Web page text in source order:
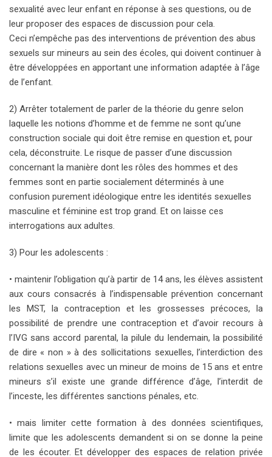
sexualité avec leur enfant en réponse à ses questions, ou de
leur proposer des espaces de discussion pour cela.
Ceci n’empêche pas des interventions de prévention des abus
sexuels sur mineurs au sein des écoles, qui doivent continuer à
être développées en apportant une information adaptée à l’âge
de l’enfant.
2) Arrêter totalement de parler de la théorie du genre selon
laquelle les notions d’homme et de femme ne sont qu’une
construction sociale qui doit être remise en question et, pour
cela, déconstruite. Le risque de passer d’une discussion
concernant la manière dont les rôles des hommes et des
femmes sont en partie socialement déterminés à une
confusion purement idéologique entre les identités sexuelles
masculine et féminine est trop grand. Et on laisse ces
interrogations aux adultes.
3) Pour les adolescents :
• maintenir l’obligation qu’à partir de 14 ans, les élèves assistent
aux cours consacrés à l’indispensable prévention concernant
les MST, la contraception et les grossesses précoces, la
possibilité de prendre une contraception et d’avoir recours à
l’IVG sans accord parental, la pilule du lendemain, la possibilité
de dire « non » à des sollicitations sexuelles, l’interdiction des
relations sexuelles avec un mineur de moins de 15 ans et entre
mineurs s’il existe une grande différence d’âge, l’interdit de
l’inceste, les différentes sanctions pénales, etc.
• mais limiter cette formation à des données scientifiques,
limite que les adolescents demandent si on se donne la peine
de les écouter. Et développer des espaces de relation privée